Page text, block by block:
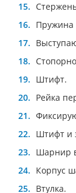
Пружина
Штифт.
Рейка
Штифт и
Шарнир
Корпус
Втулка.